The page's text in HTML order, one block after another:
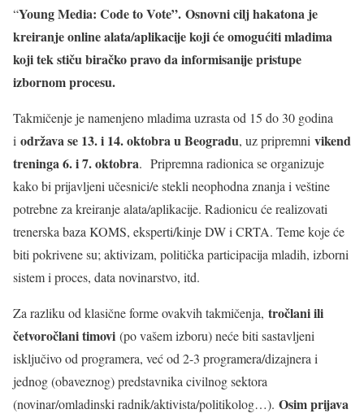
“Young Media: Code to Vote”. Osnovni cilj hakatona je
kreiranje online alata/aplikacije koji će omogućiti mladima
koji tek stiču biračko pravo da informisanije pristupe
izbornom procesu.
Takmičenje je namenjeno mladima uzrasta od 15 do 30 godina
i održava se 13. i 14. oktobra u Beogradu, uz pripremni vikend
treninga 6. i 7. oktobra. Pripremna radionica se organizuje
kako bi prijavljeni učesnici/e stekli neophodna znanja i veštine
potrebne za kreiranje alata/aplikacije. Radionicu će realizovati
trenerska baza KOMS, eksperti/kinje DW i CRTA. Teme koje će
biti pokrivene su; aktivizam, politička participacija mladih, izborni
sistem i proces, data novinarstvo, itd.
Za razliku od klasične forme ovakvih takmičenja, tročlani ili
četvoročlani timovi (po vašem izboru) neće biti sastavljeni
isključivo od programera, već od 2-3 programera/dizajnera i
jednog (obaveznog) predstavnika civilnog sektora
(novinar/omladinski radnik/aktivista/politikolog…). Osim prijava